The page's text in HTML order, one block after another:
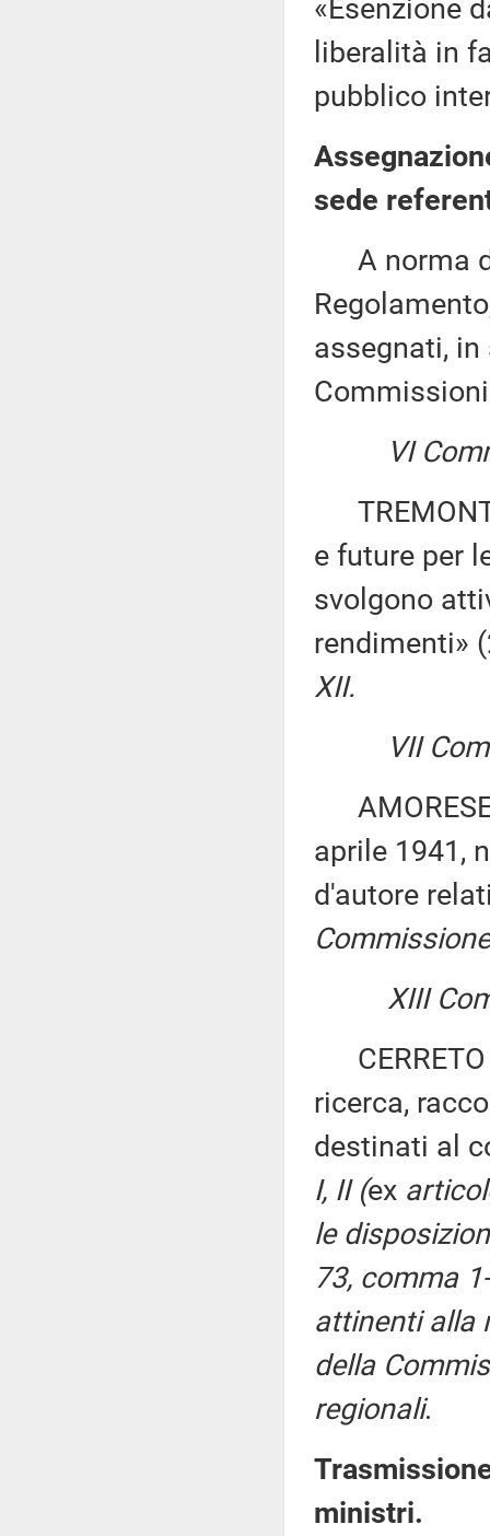
«Esenzione
liberalità in
pubblico
sede
A norma
assegnati,
VI
e future per
svolgono
rendimenti»
XII.
VII
AMORESE
aprile 1941,
d'autore
XIII
CERRETO
ricerca,
destinati al
I, II (ex
le
73, comma 1-
attinenti alla
della
regionali.
ministri.